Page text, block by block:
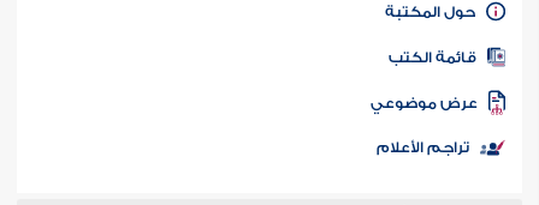
كتاب الأمة
المكتبة
الكتب
موضوعي